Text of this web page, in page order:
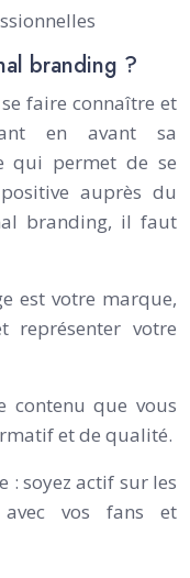
branding ?
faire connaître et
en avant sa
qui permet de se
auprès du
branding, il faut
est votre marque,
représenter votre
contenu que vous
et de qualité.
: soyez actif sur les
avec vos fans et